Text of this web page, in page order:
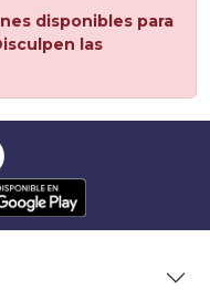
disponibles para
las